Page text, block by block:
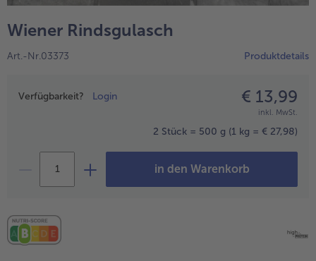
alle Obst
alle Süße Vielfalt
Confiserie & Feinkost
alle Küchenhelfer
Wiener Rindsgulasch
Art.-Nr.03373 Produktdetails
Preisangabe
Verfügbarkeit? Login € 13,99
inkl. MwSt.
2 Stück = 500 g (1 kg = € 27,98)
in den Warenkorb